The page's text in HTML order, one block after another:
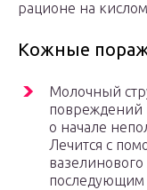
рационе на
Кожные
Молочный
повреждений
о начале
Лечится с